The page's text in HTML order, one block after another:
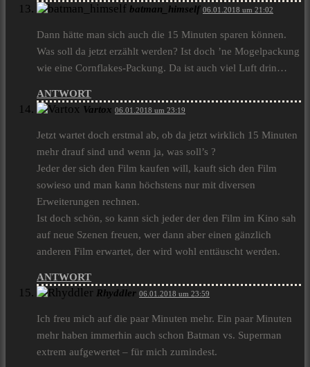
batman_himself 06.01.2018 um 21:02
Dann hätte man sich auch die 15 Minuten sparen können.
Was soll da jetzt erzählt werden? Ist doch ’ne Mogelpackung
wie eine Cornflakes-Packung. Da ist auch viel Luft drin…
ANTWORT
Vartox 06.01.2018 um 23:19
Jetzt wartet doch erstmal ab, ob da jetzt wirklich 15 Minuten
mehr drauf sind und wenn ja, was soll’s ?
Jeder der sich den Film kaufen will, kauft sich den Film
sowieso und man kann höchstens nur mit diversen
Erweiterungen rechnen.
Ist doch schön, so kann sich jeder der den Film im Kino sah
auf neue Szenen freuen, wer dann aber einen gänzlich
anderen Film erwartet, der wird wohl enttäuscht werden.
ANTWORT
Rhyddler 06.01.2018 um 23:59
Ich freu mich auf die paar Minuten mehr. Ein paar Minuten
mehr haben immerhin auch schon Batman vs. Superman
extrem aufgewertet – für mich zumindest.